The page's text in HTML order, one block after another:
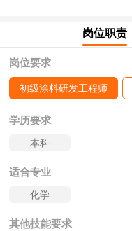
岗位职责
岗位要求
初级涂料研发工程师
学历要求
本科
适合专业
化学
其他技能要求